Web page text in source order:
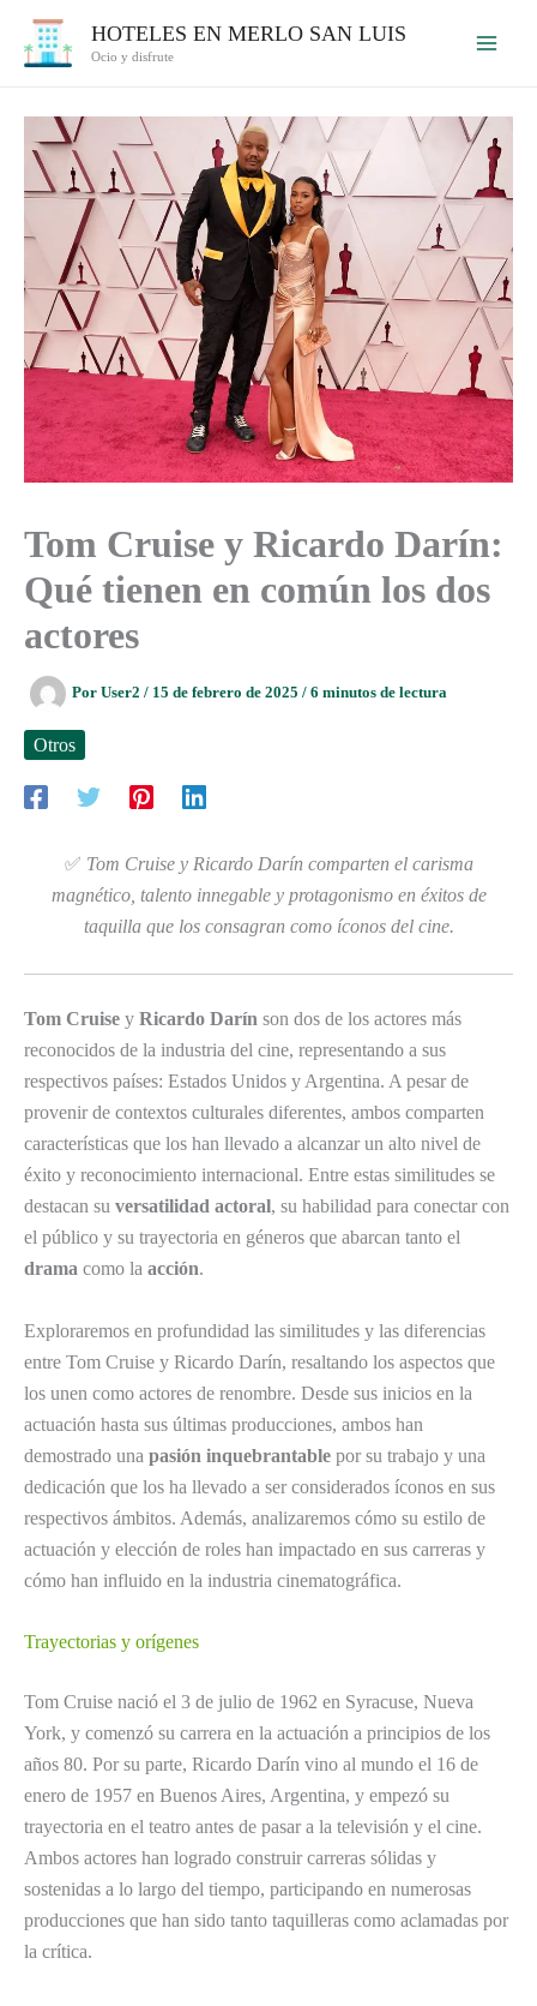
HOTELES EN MERLO SAN LUIS
Ocio y disfrute
Tom Cruise y Ricardo Darín:
Qué tienen en común los dos
actores
Por User2 / 15 de febrero de 2025 / 6 minutos de lectura
Otros
✅ Tom Cruise y Ricardo Darín comparten el carisma
magnético, talento innegable y protagonismo en éxitos de
taquilla que los consagran como íconos del cine.
Tom Cruise y Ricardo Darín son dos de los actores más
reconocidos de la industria del cine, representando a sus
respectivos países: Estados Unidos y Argentina. A pesar de
provenir de contextos culturales diferentes, ambos comparten
características que los han llevado a alcanzar un alto nivel de
éxito y reconocimiento internacional. Entre estas similitudes se
destacan su versatilidad actoral, su habilidad para conectar con
el público y su trayectoria en géneros que abarcan tanto el
drama como la acción.
Exploraremos en profundidad las similitudes y las diferencias
entre Tom Cruise y Ricardo Darín, resaltando los aspectos que
los unen como actores de renombre. Desde sus inicios en la
actuación hasta sus últimas producciones, ambos han
demostrado una pasión inquebrantable por su trabajo y una
dedicación que los ha llevado a ser considerados íconos en sus
respectivos ámbitos. Además, analizaremos cómo su estilo de
actuación y elección de roles han impactado en sus carreras y
cómo han influido en la industria cinematográfica.
Trayectorias y orígenes
Tom Cruise nació el 3 de julio de 1962 en Syracuse, Nueva
York, y comenzó su carrera en la actuación a principios de los
años 80. Por su parte, Ricardo Darín vino al mundo el 16 de
enero de 1957 en Buenos Aires, Argentina, y empezó su
trayectoria en el teatro antes de pasar a la televisión y el cine.
Ambos actores han logrado construir carreras sólidas y
sostenidas a lo largo del tiempo, participando en numerosas
producciones que han sido tanto taquilleras como aclamadas por
la crítica.